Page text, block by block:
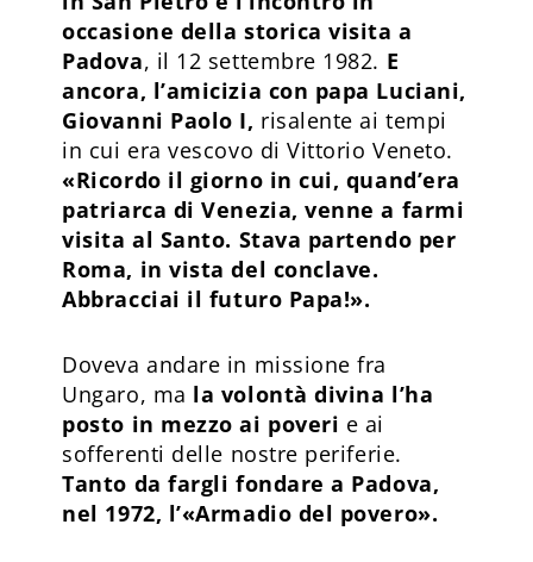
occasione della storica visita a
Padova, il 12 settembre 1982. E
ancora, l’amicizia con papa Luciani,
Giovanni Paolo I, risalente ai tempi
in cui era vescovo di Vittorio Veneto.
«Ricordo il giorno in cui, quand’era
patriarca di Venezia, venne a farmi
visita al Santo. Stava partendo per
Roma, in vista del conclave.
Abbracciai il futuro Papa!».
Doveva andare in missione fra
Ungaro, ma la volontà divina l’ha
posto in mezzo ai poveri e ai
sofferenti delle nostre periferie.
Tanto da fargli fondare a Padova,
nel 1972, l’«Armadio del povero».